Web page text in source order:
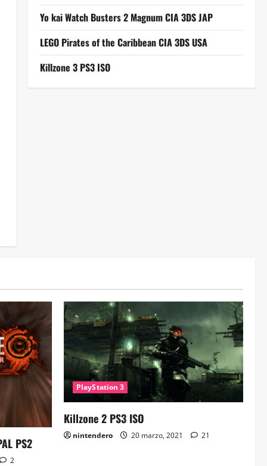
Yo kai Watch Busters 2 Magnum CIA 3DS JAP
LEGO Pirates of the Caribbean CIA 3DS USA
Killzone 3 PS3 ISO
PS2
2
PlayStation 3
Killzone 2 PS3 ISO
nintendero 20 marzo, 2021 21